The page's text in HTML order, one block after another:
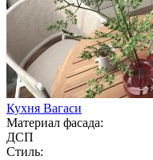
Кухня Вагаси
Материал фасада:
ДСП
Стиль: